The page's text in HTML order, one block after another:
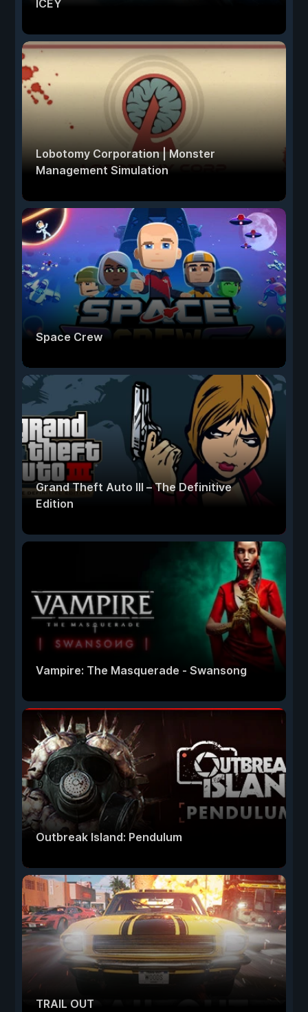
ICEY
Lobotomy Corporation | Monster
Management Simulation
Space Crew
Grand Theft Auto III – The Definitive
Edition
Vampire: The Masquerade - Swansong
Outbreak Island: Pendulum
TRAIL OUT